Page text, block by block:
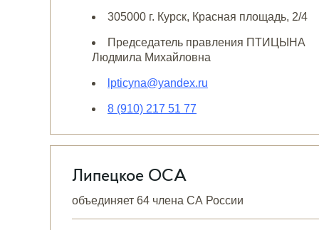
305000 г. Курск, Красная площадь, 2/4
Председатель правления ПТИЦЫНА
Людмила Михайловна
lpticyna@yandex.ru
8 (910) 217 51 77
Липецкое ОСА
объединяет 64 члена СА России